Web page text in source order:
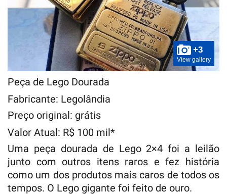
+3
View gallery
Peça de Lego Dourada
Fabricante: Legolândia
Preço original: grátis
Valor Atual: R$ 100 mil*
Uma peça dourada de Lego 2×4 foi a leilão
junto com outros itens raros e fez história
como um dos produtos mais caros de todos os
tempos. O Lego gigante foi feito de ouro.